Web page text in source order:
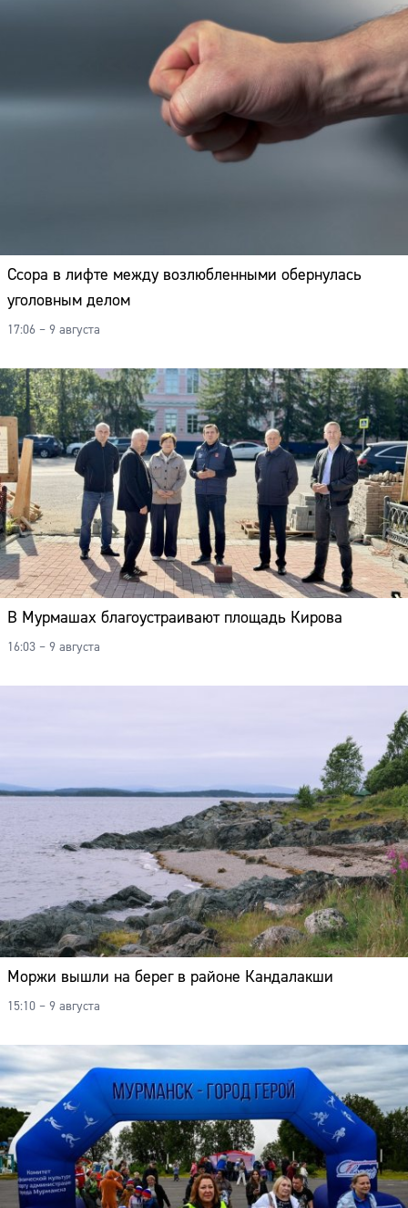
Ссора в лифте между возлюбленными обернулась
уголовным делом
17:06 – 9 августа
В Мурмашах благоустраивают площадь Кирова
16:03 – 9 августа
Моржи вышли на берег в районе Кандалакши
15:10 – 9 августа